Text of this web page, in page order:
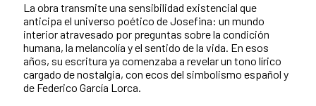
La obra transmite una sensibilidad existencial que
anticipa el universo poético de Josefina: un mundo
interior atravesado por preguntas sobre la condición
humana, la melancolía y el sentido de la vida. En esos
años, su escritura ya comenzaba a revelar un tono lírico
cargado de nostalgia, con ecos del simbolismo español y
de Federico García Lorca.